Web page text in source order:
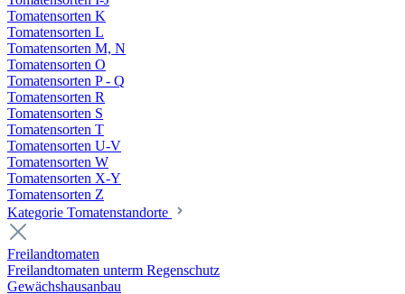
Tomatensorten K
Tomatensorten L
Tomatensorten M, N
Tomatensorten O
Tomatensorten P - Q
Tomatensorten R
Tomatensorten S
Tomatensorten T
Tomatensorten U-V
Tomatensorten W
Tomatensorten X-Y
Tomatensorten Z
Kategorie Tomatenstandorte
Freilandtomaten
Freilandtomaten unterm Regenschutz
Gewächshausanbau